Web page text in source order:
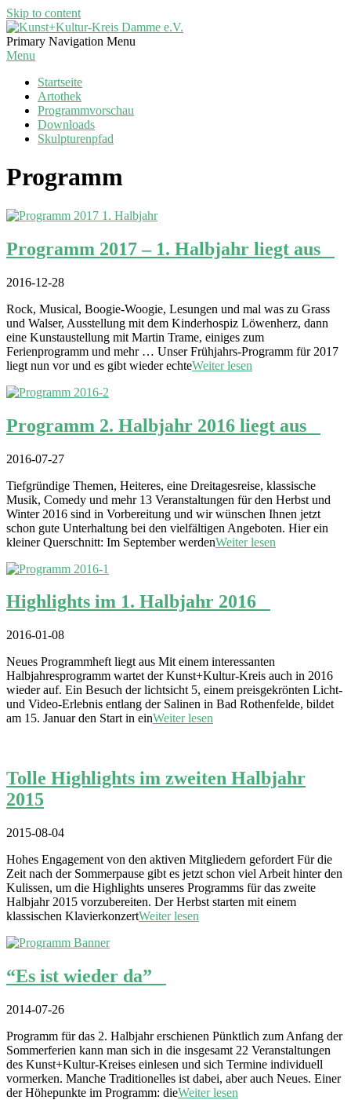
Skip to content
Kunst+Kultur-
Kreis
Primary Navigation Menu
Menu
Startseite
Artothek
Programmvorschau
Downloads
Skulpturenpfad
Programm
Programm 2017 – 1. Halbjahr liegt aus
2016-12-28
Rock, Musical, Boogie-Woogie, Lesungen und mal was zu Grass
und Walser, Ausstellung mit dem Kinderhospiz Löwenherz, dann
eine Kunstaustellung mit Martin Trame, einiges zum
Ferienprogramm und mehr … Unser Frühjahrs-Programm für 2017
liegt nun vor und es gibt wieder echteWeiter lesen
Programm 2. Halbjahr 2016 liegt aus
2016-07-27
Tiefgründige Themen, Heiteres, eine Dreitagesreise, klassische
Musik, Comedy und mehr 13 Veranstaltungen für den Herbst und
Winter 2016 sind in Vorbereitung und wir wünschen Ihnen jetzt
schon gute Unterhaltung bei den vielfältigen Angeboten. Hier ein
kleiner Querschnitt: Im September werdenWeiter lesen
Highlights im 1. Halbjahr 2016
2016-01-08
Neues Programmheft liegt aus Mit einem interessanten
Halbjahresprogramm wartet der Kunst+Kultur-Kreis auch in 2016
wieder auf. Ein Besuch der lichtsicht 5, einem preisgekrönten Licht-
und Video-Erlebnis entlang der Salinen in Bad Rothenfelde, bildet
am 15. Januar den Start in einWeiter lesen
Tolle Highlights im zweiten Halbjahr
2015
2015-08-04
Hohes Engagement von den aktiven Mitgliedern gefordert Für die
Zeit nach der Sommerpause gibt es jetzt schon viel Arbeit hinter den
Kulissen, um die Highlights unseres Programms für das zweite
Halbjahr 2015 vorzubereiten. Der Herbst starten mit einem
klassischen KlavierkonzertWeiter lesen
“Es ist wieder da”
2014-07-26
Programm für das 2. Halbjahr erschienen Pünktlich zum Anfang der
Sommerferien kann man sich in die insgesamt 22 Veranstaltungen
des Kunst+Kultur-Kreises einlesen und sich Termine individuell
vormerken. Manche Traditionelles ist dabei, aber auch Neues. Einer
der Höhepunkte im Programm: dieWeiter lesen